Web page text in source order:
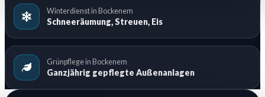
Winterdienst in Bockenem
Schneeräumung, Streuen, Eis
Grünpflege in Bockenem
Ganzjährig gepflegte Außenanlagen